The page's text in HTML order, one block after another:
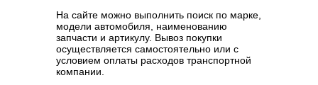
На сайте можно выполнить поиск по марке,
модели автомобиля, наименованию
запчасти и артикулу. Вывоз покупки
осуществляется самостоятельно или с
условием оплаты расходов транспортной
компании.